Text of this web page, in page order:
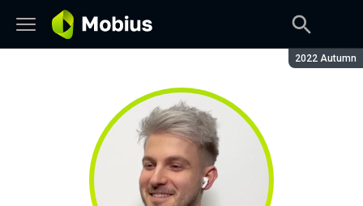
Сезон:
2022 Autumn